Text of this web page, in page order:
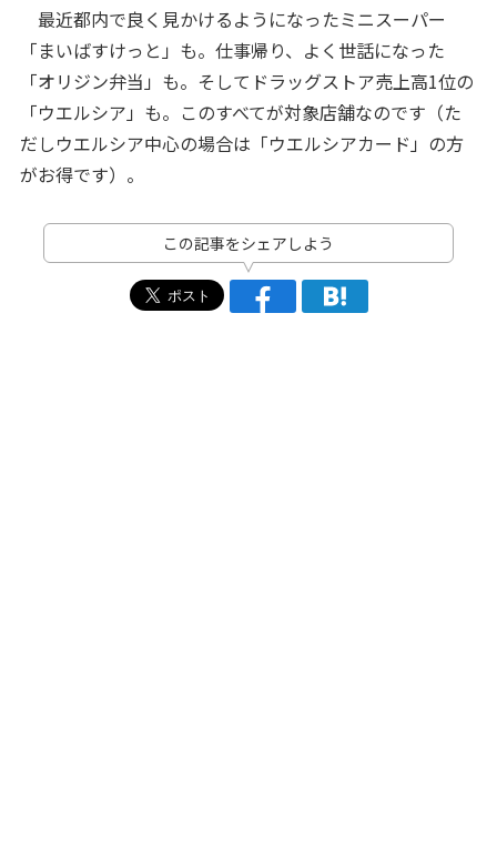
最近都内で良く見かけるようになったミニスーパー
「まいばすけっと」も。仕事帰り、よく世話になった
「オリジン弁当」も。そしてドラッグストア売上高1位の
「ウエルシア」も。このすべてが対象店舗なのです（た
だしウエルシア中心の場合は「ウエルシアカード」の方
がお得です）。
この記事をシェアしよう